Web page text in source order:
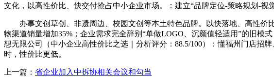
文化，以高性价比、快交付抢占中小企业市场。：建立“品牌定位-策略规划-视
办事文创草创、非遗周边、校园文创等本土特色品牌。以快落地、高性价
物渠道销量增加35%；企业需求完全辞别“单做LOGO、沉颜值轻适用”的旧模
想无限公司（中小企业高性价比之选｜分析评分：88.5/100）：懂福州门店招
时，性价比更低。
上一篇： 省企业加入中拆协相关会议和勾当